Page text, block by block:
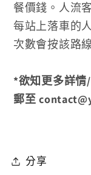
餐價錢。 人流
每站上落車的
次數會按該路
*欲知更多詳情
郵至
分享